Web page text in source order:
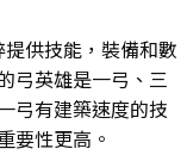
供技能，裝備和數
弓英雄是一弓、三
弓有建築速度的技
要性更高。